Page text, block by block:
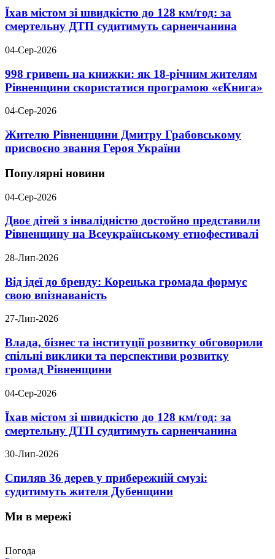
Їхав містом зі швидкістю до 128 км/год: за
смертельну ДТП судитимуть сарненчанина
04-Сер-2026
998 гривень на книжки: як 18-річним жителям
Рівненщини скористатися програмою «єКнига»
04-Сер-2026
Жителю Рівненщини Дмитру Грабовському
присвоєно звання Героя України
Популярні новини
04-Сер-2026
Двоє дітей з інвалідністю достойно представили
Рівненщину на Всеукраїнському етнофестивалі
28-Лип-2026
Від ідеї до бренду: Корецька громада формує
свою впізнаваність
27-Лип-2026
Влада, бізнес та інституції розвитку обговорили
спільні виклики та перспективи розвитку
громад Рівненщини
04-Сер-2026
Їхав містом зі швидкістю до 128 км/год: за
смертельну ДТП судитимуть сарненчанина
30-Лип-2026
Спиляв 36 дерев у прибережній смузі:
судитимуть жителя Дубенщини
Ми в мережі
Погода